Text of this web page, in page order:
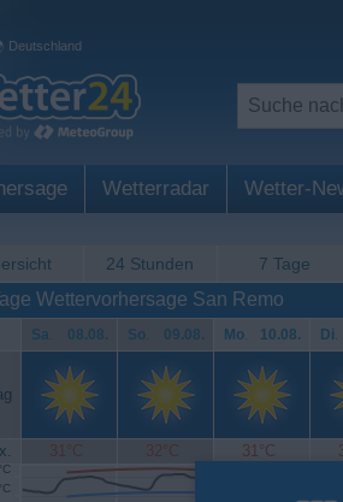
Deutschland
Wetterradar Wetter-
24 Stunden 7 Tage
Wettervorhersage San Remo
Sa. 08.08. So. 09.08. Mo. 10.08. Di.
31°C 32°C 31°C